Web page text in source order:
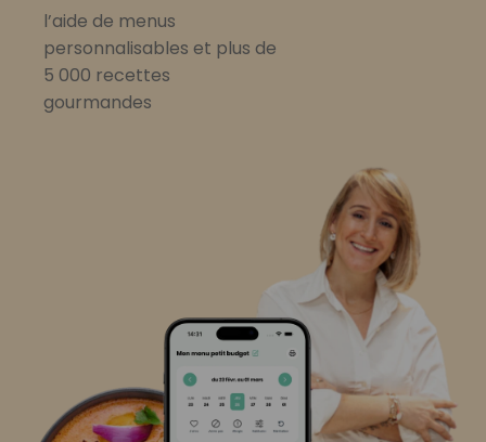
l’aide de menus
personnalisables et plus de
5 000 recettes
gourmandes